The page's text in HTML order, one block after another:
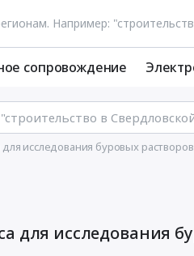
сопровождение
исследования буровых
для исследования